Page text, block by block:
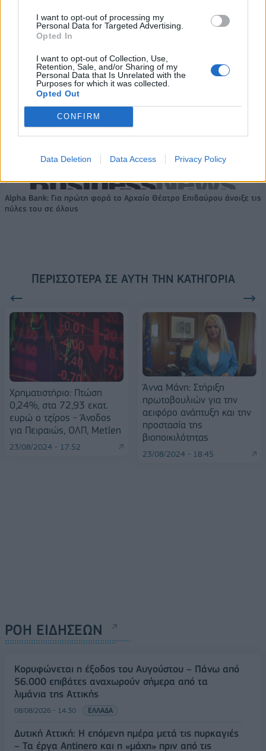
I want to opt-out of processing my
Personal Data for Targeted Advertising.
Opted In
I want to opt-out of Collection, Use,
Retention, Sale, and/or Sharing of my
Personal Data that Is Unrelated with the
Purposes for which it was collected.
Opted Out
CONFIRM
Data Deletion Data Access Privacy Policy
Η Chery επενδύει 75 εκατ. δολάρια στην KG Mobility
Το FIAT 500 Hybrid τώρα από
18.990 ευρώ
Ατρόμητος και Novibet
συνεχίζουν μαζί: Ανανέωση της
συνεργασίας τους μέχρι το
Alpha Bank: Για πρώτη φορά το Αρχαίο Θέατρο Επιδαύρου άνοιξε τις
πύλες του σε όλους
ΠΕΡΙΣΣΌΤΕΡΑ ΣΕ ΑΥΤΉ ΤΗΝ ΚΑΤΗΓΟΡΊΑ
Χρηματιστήριο: Πτώση
0,24%, στα 72,93 εκατ.
ευρώ ο τζίρος - Άνοδος
για Πειραιώς, ΟΛΠ, Metlen
23/08/2024 - 17:52
Άννα Μάνη: Στήριξη
πρωτοβουλιών για την
αειφόρο ανάπτυξη και την
προστασία της
βιοποικιλότητας
23/08/2024 - 18:45
ΡΟΗ ΕΙΔΗΣΕΩΝ
Κορυφώνεται η έξοδος του Αυγούστου – Πάνω από
56.000 επιβάτες αναχωρούν σήμερα από τα
λιμάνια της Αττικής
08/08/2026 - 14:30 ΕΛΛΑΔΑ
Δυτική Αττική: Η επόμενη ημέρα μετά τις πυρκαγιές
– Τα έργα Antinero και η «μάχη» πριν από τις